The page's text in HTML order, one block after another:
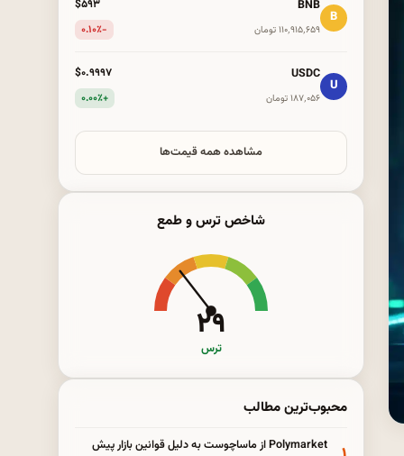
B
BNB
۱۱۰٬۹۱۵٬۶۵۹ تومان
$۵۹۳
-۰.۱۰٪
U
USDC
۱۸۷٬۰۵۶ تومان
$۰.۹۹۹۷
+۰.۰۰٪
مشاهده همه قیمت‌ها
شاخص ترس و طمع
۲۹
ترس
محبوب‌ترین مطالب
Polymarket از ماساچوست به دلیل قوانین بازار پیش